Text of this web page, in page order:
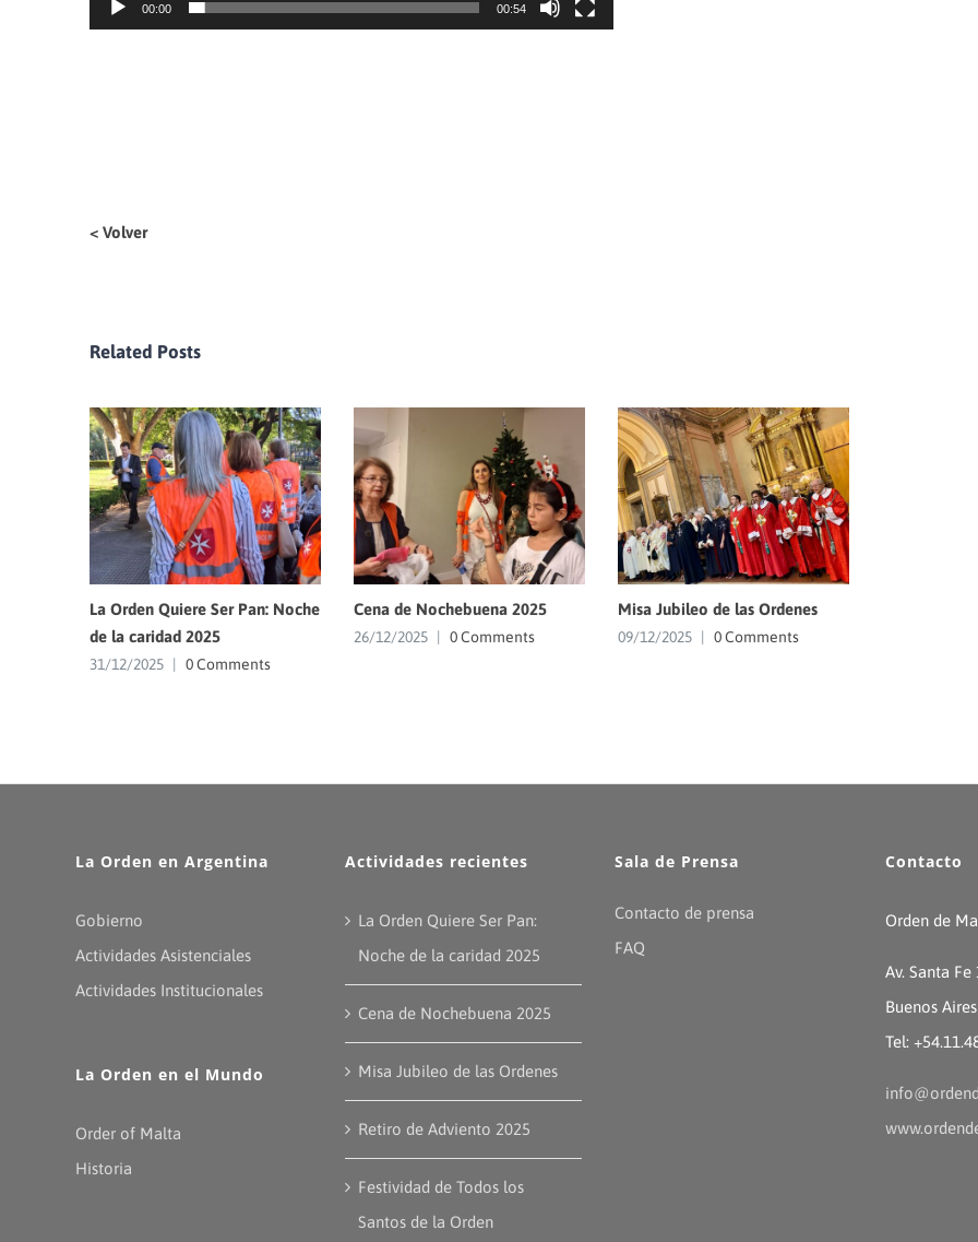
00:00 00:54
< Volver
Related Posts
La Orden Quiere Ser Pan: Noche
de la caridad 2025
31/12/2025 | 0 Comments
Cena de Nochebuena 2025
26/12/2025 | 0 Comments
Misa Jubileo de las Ordenes
09/12/2025 | 0 Comments
La Orden en Argentina
Gobierno
Actividades Asistenciales
Actividades Institucionales
La Orden en el Mundo
Order of Malta
Historia
Actividades recientes
La Orden Quiere Ser Pan:
Noche de la caridad 2025
Cena de Nochebuena 2025
Misa Jubileo de las Ordenes
Retiro de Adviento 2025
Festividad de Todos los
Santos de la Orden
Sala de Prensa
Contacto de prensa
FAQ
Contacto
Orden de
Av. Santa
Buenos
Tel: